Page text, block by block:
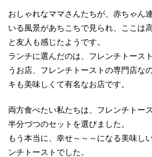
おしゃれなママさんたちが、赤ちゃん
いる風景があちこちで見られ、ここは
と友人も感じたようです。
ランチに選んだのは、フレンチトース
うお店、フレンチトーストの専門店な
キも美味しくて有名なお店です。
両方食べたい私たちは、フレンチトー
半分づつのセットを選びました。
もう本当に、幸せ～～～になる美味し
ンチトーストでした。